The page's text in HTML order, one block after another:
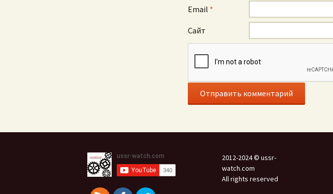
Email *
Сайт
2012-2024 © ussr-
watch.com
All rights reserved